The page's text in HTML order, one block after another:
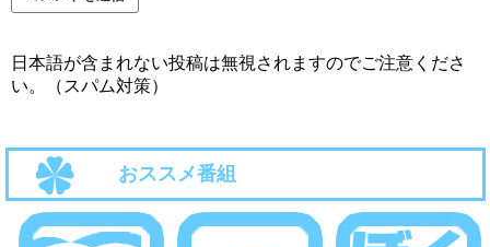
日本語が含まれない投稿は無視されますのでご注意くださ
い。（スパム対策）
おススメ番組